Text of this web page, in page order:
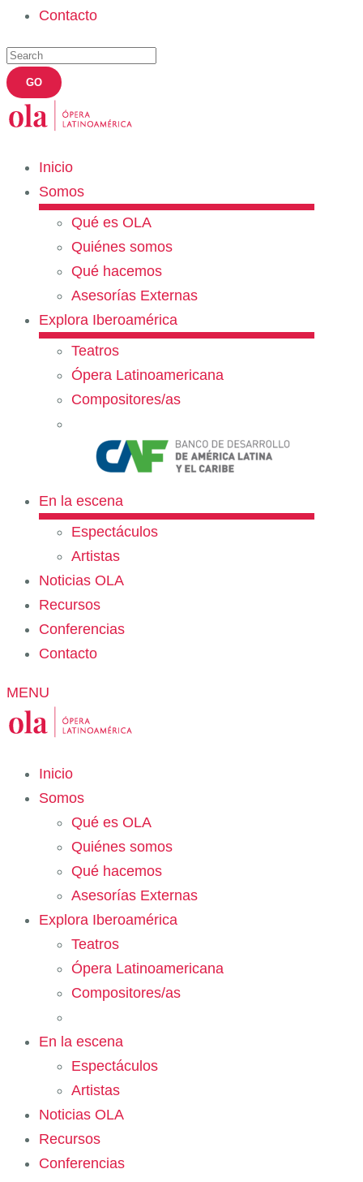
Contacto
Inicio
Somos
Qué es OLA
Quiénes somos
Qué hacemos
Asesorías Externas
Explora Iberoamérica
Teatros
Ópera Latinoamericana
Compositores/as
En la escena
Espectáculos
Artistas
Noticias OLA
Recursos
Conferencias
Contacto
MENU
Inicio
Somos
Qué es OLA
Quiénes somos
Qué hacemos
Asesorías Externas
Explora Iberoamérica
Teatros
Ópera Latinoamericana
Compositores/as
En la escena
Espectáculos
Artistas
Noticias OLA
Recursos
Conferencias